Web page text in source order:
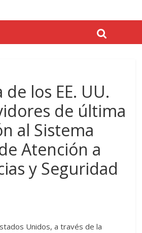
los EE. UU.
de última
al Sistema
Atención a
y Seguridad
Unidos, a través de la